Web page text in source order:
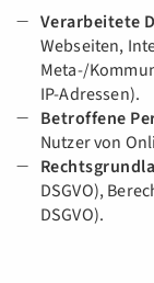
Verarbeitete
Webseiten,
Meta-/
IP-Adressen).
Betroffene
Nutzer von
DSGVO),
DSGVO).